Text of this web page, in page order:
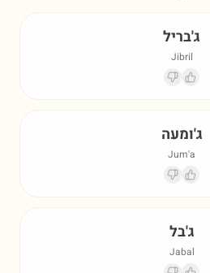
ג'בריל
Jibril
ג'ומעה
Jum'a
ג'בל
Jabal